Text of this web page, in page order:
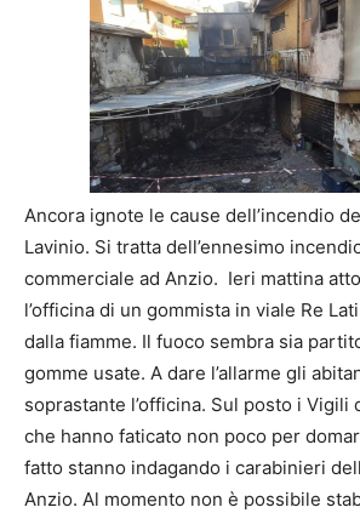
Ancora ignote le cause dell’incendio
Lavinio. Si tratta dell’ennesimo
commerciale ad Anzio. Ieri mattina
l’officina di un gommista in viale Re
dalla fiamme. Il fuoco sembra sia
gomme usate. A dare l’allarme gli
soprastante l’officina. Sul posto i Vigili
che hanno faticato non poco per
fatto stanno indagando i carabinieri
Anzio. Al momento non è possibile